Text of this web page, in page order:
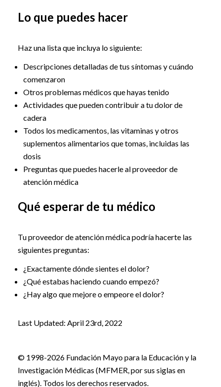
Lo que puedes hacer
Haz una lista que incluya lo siguiente:
Descripciones detalladas de tus síntomas y cuándo
comenzaron
Otros problemas médicos que hayas tenido
Actividades que pueden contribuir a tu dolor de
cadera
Todos los medicamentos, las vitaminas y otros
suplementos alimentarios que tomas, incluidas las
dosis
Preguntas que puedes hacerle al proveedor de
atención médica
Qué esperar de tu médico
Tu proveedor de atención médica podría hacerte las
siguientes preguntas:
¿Exactamente dónde sientes el dolor?
¿Qué estabas haciendo cuando empezó?
¿Hay algo que mejore o empeore el dolor?
Last Updated: April 23rd, 2022
© 1998-2026 Fundación Mayo para la Educación y la
Investigación Médicas (MFMER, por sus siglas en
inglés). Todos los derechos reservados.